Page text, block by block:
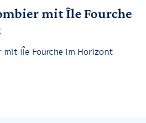
mit Île Fourche
mit IÎe Fourche im Horizont